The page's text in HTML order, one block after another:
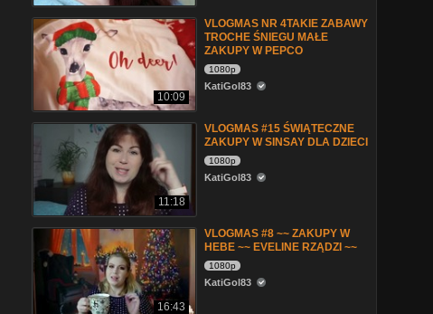
10:09
VLOGMAS NR 4TAKIE ZABAWY
TROCHE ŚNIEGU MAŁE
ZAKUPY W PEPCO
1080p
KatiGol83
11:18
VLOGMAS #15 ŚWIĄTECZNE
ZAKUPY W SINSAY DLA DZIECI
1080p
KatiGol83
16:43
VLOGMAS #8 ~~ ZAKUPY W
HEBE ~~ EVELINE RZĄDZI ~~
1080p
KatiGol83